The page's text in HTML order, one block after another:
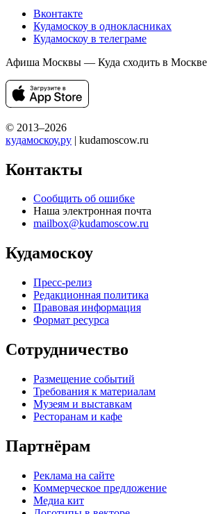
Вконтакте
Кудамоскоу в однокласниках
Кудамоскоу в телеграме
Афиша Москвы — Куда сходить в Москве
© 2013–2026
кудамоскоу.ру | kudamoscow.ru
Контакты
Сообщить об ошибке
Наша электронная почта
mailbox@kudamoscow.ru
Кудамоскоу
Пресс-релиз
Редакционная политика
Правовая информация
Формат ресурса
Сотрудничество
Размещение событий
Требования к материалам
Музеям и выставкам
Ресторанам и кафе
Партнёрам
Реклама на сайте
Коммерческое предложение
Медиа кит